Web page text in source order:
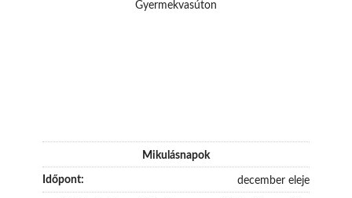
Mikulásnapok
december eleje